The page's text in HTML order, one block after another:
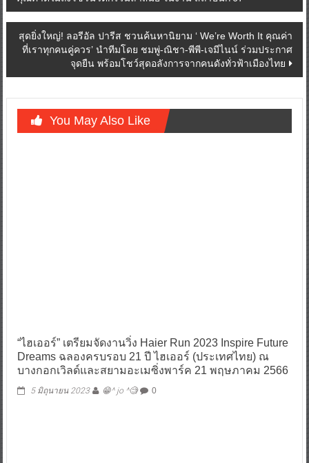
สุดยิ่งใหญ่! ลอรีอัล ปารีส ชวนค้นหานิยาม ‘ We’re Worth It คุณค่า
ที่เราทุกคนคู่ควร’ นำทีมโดย ชมพู่-ณิชา-พีพี-เจมีไนน์ ร่วมประกาศ
จุดยืน พร้อมโชว์สุดอลังการจากคนดังทั่วฟ้าเมืองไทย
Dreams ฉลองครบรอบ 21 ปี ไฮเออร์ (ประเทศไทย) ณ
บางกอกเวิลด์และสยามอะเมซิ่งพาร์ค 21 พฤษภาคม 2566
5 มิถุนายน 2023 😁^ jo ^🧐 0